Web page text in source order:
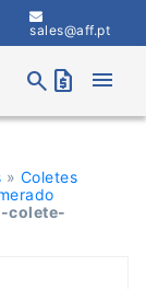
sales@aff.pt
search request_quote menu
» Coletes
colete-